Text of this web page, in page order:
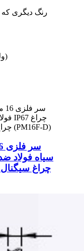
(ولتاژ دیگر 2.8 ولت تا 230 ولت)
سیاه فولاد